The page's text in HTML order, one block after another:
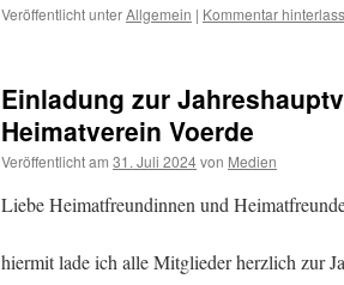
Veröffentlicht unterAllgemein | Kommentar
Einladung zur
Heimatverein Voerde
Veröffentlicht am 31. Juli 2024von Medien
Liebe Heimatfreundinnen und
hiermit lade ich alle Mitglieder herzlich zur